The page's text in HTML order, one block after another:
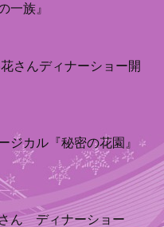
族』
さんディナーショー開
カル『秘密の花園』
ん ディナーショー